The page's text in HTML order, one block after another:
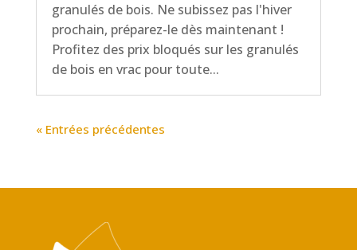
granulés de bois. Ne subissez pas l'hiver
prochain, préparez-le dès maintenant !
Profitez des prix bloqués sur les granulés
de bois en vrac pour toute...
« Entrées précédentes